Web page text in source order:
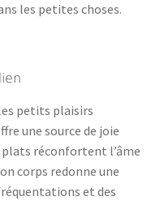
les petites choses.
petits plaisirs
une source de joie
réconfortent l’âme
corps redonne une
et des